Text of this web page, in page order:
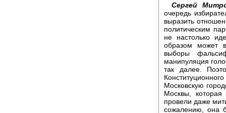
Сергей
очередь
выразить
политическим
не настолько
образом может
выборы
манипуляция
так далее.
Московскую
Москвы, которая
провели даже
сожалению, она